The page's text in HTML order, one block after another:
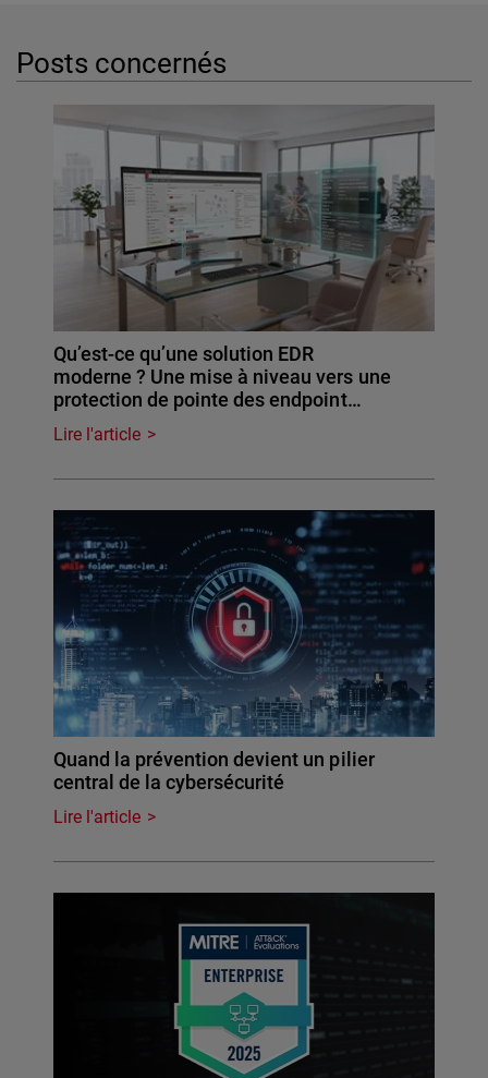
Posts concernés
Qu’est-ce qu’une solution EDR
moderne ? Une mise à niveau vers une
protection de pointe des endpoint…
Lire l'article
Quand la prévention devient un pilier
central de la cybersécurité
Lire l'article